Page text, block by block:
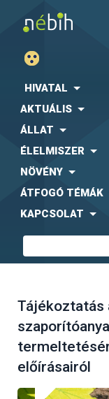
HIVATAL
AKTUÁLIS
ÁLLAT
ÉLELMISZER
NÖVÉNY
ÁTFOGÓ TÉMÁK
KAPCSOLAT
Tájékoztatás
előírásairól